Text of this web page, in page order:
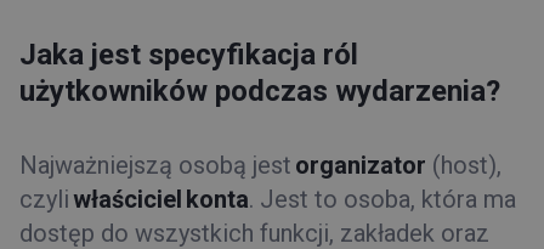
Faktury i płatności
Typy wydarzeń
Jaka jest specyfikacja ról
użytkowników podczas wydarzenia?
Najważniejszą osobą jest organizator (host),
czyliwłaściciel konta. Jest to osoba, która ma
dostęp do wszystkich funkcji, zakładek oraz